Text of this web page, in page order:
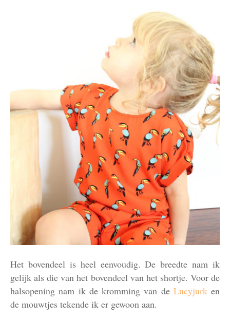
Het bovendeel is heel eenvoudig. De breedte nam ik
gelijk als die van het bovendeel van het shortje. Voor de
halsopening nam ik de kromming van de Lucyjurk en
de mouwtjes tekende ik er gewoon aan.